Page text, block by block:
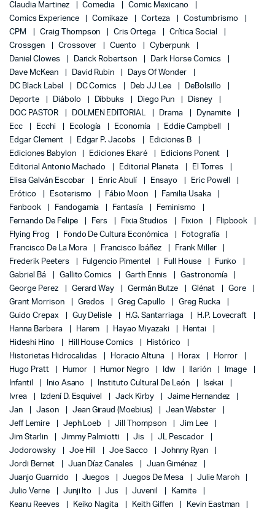
Claudia Martinez
Comedia
Comic Mexicano
Comics Experience
Comikaze Corteza
Costumbrismo
CPM
Craig Thompson Cris Ortega
Crítica Social
Crossgen
Crossover Cuento
Cyberpunk
Daniel Clowes
Darick Robertson
Dark Horse Comics
Dave McKean
David Rubin
Days Of Wonder
DC Black Label
DC Comics Deb JJ Lee
DeBolsillo
Deporte
Diábolo Dibbuks Diego Pun
Disney
DOC PASTOR
DOLMEN EDITORIAL Drama
Dynamite
Ecc
Ecchi Ecología Economía
Eddie Campbell
Edgar Clement
Edgar P. Jacobs
Ediciones B
Ediciones Babylon
Ediciones Ekaré
Edicions Ponent
Editorial Antonio Machado
Editorial Planeta
El Torres
Elisa Galván Escobar
Enric Abulí Ensayo
Eric Powell
Erótico
Esoterismo Fábio Moon
Familia Usaka
Fanbook
Fandogamia Fantasía
Feminismo
Fernando De Felipe
Fers Fixia Studios Fixion
Flipbook
Flying Frog
Fondo De Cultura Económica
Fotografía
Francisco De La Mora
Francisco Ibáñez
Frank Miller
Frederik Peeters
Fulgencio Pimentel Full House
Funko
Gabriel Bá
Gallito Comics Garth Ennis
Gastronomía
George Perez
Gerard Way Germán Butze Glénat
Gore
Grant Morrison
Gredos Greg Capullo
Greg Rucka
Guido Crepax
Guy Delisle H.G. Santarriaga
H.P. Lovecraft
Hanna Barbera
Harem Hayao Miyazaki
Hentai
Hideshi Hino
Hill House Comics
Histórico
Historietas Hidrocalidas
Horacio Altuna Horax
Horror
Hugo Pratt
Humor Humor Negro Idw Ilarión
Image
Infantil
Inio Asano Instituto Cultural De León
Isekai
Ivrea
Izdení D. Esquivel Jack Kirby
Jaime Hernandez
Jan
Jason Jean Giraud (Moebius)
Jean Webster
Jeff Lemire
Jeph Loeb Jill Thompson
Jim Lee
Jim Starlin
Jimmy Palmiotti Jis
JL Pescador
Jodorowsky
Joe Hill Joe Sacco
Johnny Ryan
Jordi Bernet
Juan Díaz Canales
Juan Giménez
Juanjo Guarnido
Juegos Juegos De Mesa
Julie Maroh
Julio Verne
Junji Ito Jus Juvenil
Kamite
Keanu Reeves
Keiko Nagita Keith Giffen
Kevin Eastman